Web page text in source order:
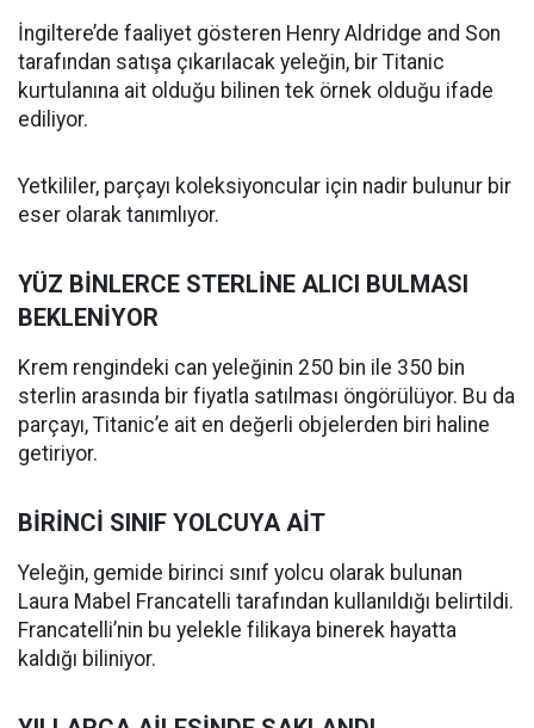
İngiltere’de faaliyet gösteren Henry Aldridge and Son
tarafından satışa çıkarılacak yeleğin, bir Titanic
kurtulanına ait olduğu bilinen tek örnek olduğu ifade
ediliyor.
Yetkililer, parçayı koleksiyoncular için nadir bulunur bir
eser olarak tanımlıyor.
YÜZ BİNLERCE STERLİNE ALICI BULMASI
BEKLENİYOR
Krem rengindeki can yeleğinin 250 bin ile 350 bin
sterlin arasında bir fiyatla satılması öngörülüyor. Bu da
parçayı, Titanic’e ait en değerli objelerden biri haline
getiriyor.
BİRİNCİ SINIF YOLCUYA AİT
Yeleğin, gemide birinci sınıf yolcu olarak bulunan
Laura Mabel Francatelli tarafından kullanıldığı belirtildi.
Francatelli’nin bu yelekle filikaya binerek hayatta
kaldığı biliniyor.